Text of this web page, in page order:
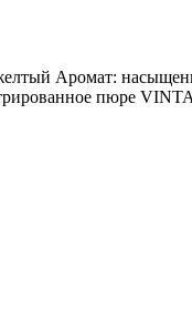
Аромат:
пюре